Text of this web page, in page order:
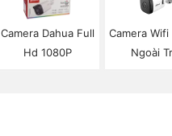
Camera Dahua Full
Hd 1080P
Camera Wifi
Ngoài